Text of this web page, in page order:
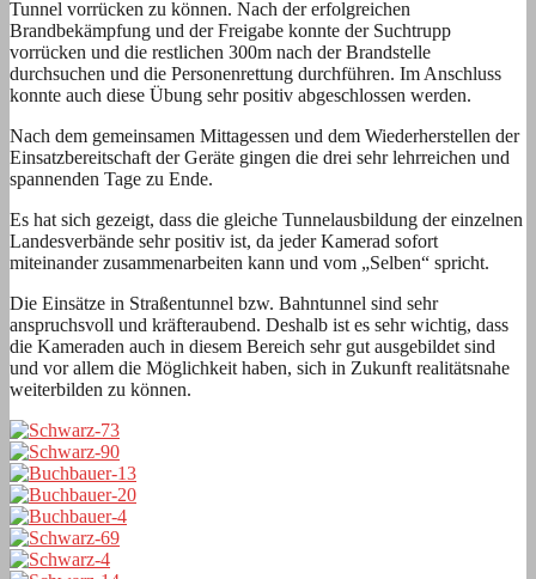
Tunnel vorrücken zu können. Nach der erfolgreichen
Brandbekämpfung und der Freigabe konnte der Suchtrupp
vorrücken und die restlichen 300m nach der Brandstelle
durchsuchen und die Personenrettung durchführen. Im Anschluss
konnte auch diese Übung sehr positiv abgeschlossen werden.
Nach dem gemeinsamen Mittagessen und dem Wiederherstellen der
Einsatzbereitschaft der Geräte gingen die drei sehr lehrreichen und
spannenden Tage zu Ende.
Es hat sich gezeigt, dass die gleiche Tunnelausbildung der einzelnen
Landesverbände sehr positiv ist, da jeder Kamerad sofort
miteinander zusammenarbeiten kann und vom „Selben“ spricht.
Die Einsätze in Straßentunnel bzw. Bahntunnel sind sehr
anspruchsvoll und kräfteraubend. Deshalb ist es sehr wichtig, dass
die Kameraden auch in diesem Bereich sehr gut ausgebildet sind
und vor allem die Möglichkeit haben, sich in Zukunft realitätsnahe
weiterbilden zu können.